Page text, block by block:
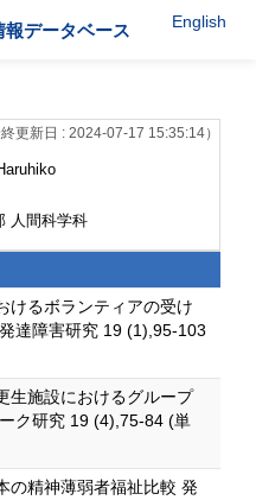
報データベース English
終更新日 : 2024-07-17 15:35:14）
人間科学科
けるボランティアの受け
達障害研究 19 (1),95-103
生施設におけるグループ
ク研究 19 (4),75-84 (単
の精神薄弱者福祉比較 発